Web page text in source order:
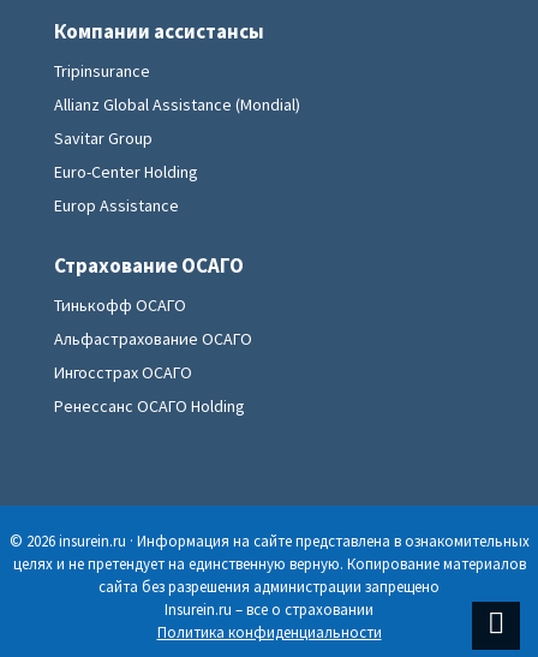
Компании ассистансы
Tripinsurance
Allianz Global Assistance (Mondial)
Savitar Group
Euro-Center Holding
Europ Assistance
Страхование ОСАГО
Тинькофф ОСАГО
Альфастрахование ОСАГО
Ингосстрах ОСАГО
Ренессанс ОСАГО Holding
© 2026 insurein.ru · Информация на сайте представлена в ознакомительных
целях и не претендует на единственную верную. Копирование материалов
сайта без разрешения администрации запрещено
Insurein.ru – все о страховании
Политика конфиденциальности